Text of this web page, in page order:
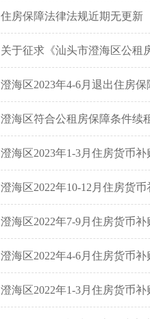
住房保障法律法规近期无更新
关于征求《汕头市澄海区公租
澄海区2023年4-6月退出住房
澄海区符合公租房保障条件续
澄海区2023年1-3月住房货币
澄海区2022年10-12月住房货
澄海区2022年7-9月住房货币
澄海区2022年4-6月住房货币
澄海区2022年1-3月住房货币